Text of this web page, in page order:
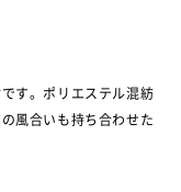
す。ポリエステル混紡
風合いも持ち合わせた